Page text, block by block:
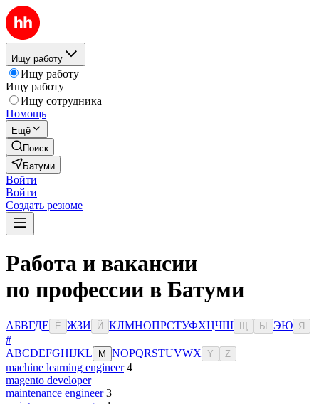
Ищу работу
Ищу работу
Ищу работу
Ищу сотрудника
Помощь
Ещё
Поиск
Батуми
Войти
Войти
Создать резюме
Работа и вакансии
по профессии в Батуми
АБВГДЕ Ё ЖЗИ Й КЛМНОПРСТУФХЦЧШ Ы ЭЮ Я
#
ABCDEFGHIJKL M NOPQRSTUVWX Y Z
machine learning engineer 4
magento developer
maintenance engineer 3